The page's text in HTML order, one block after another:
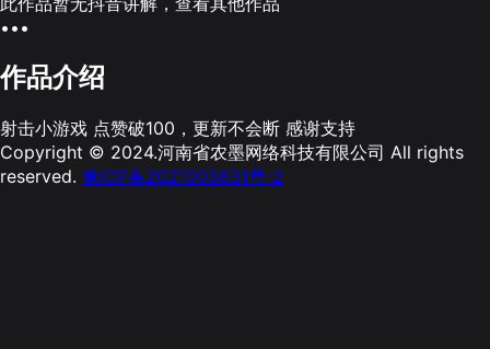
•••
作品介绍
射击小游戏 点赞破100，更新不会断 感谢支持
Copyright © 2024.河南省农墨网络科技有限公司 All rights
reserved. 豫ICP备2021003631号-2